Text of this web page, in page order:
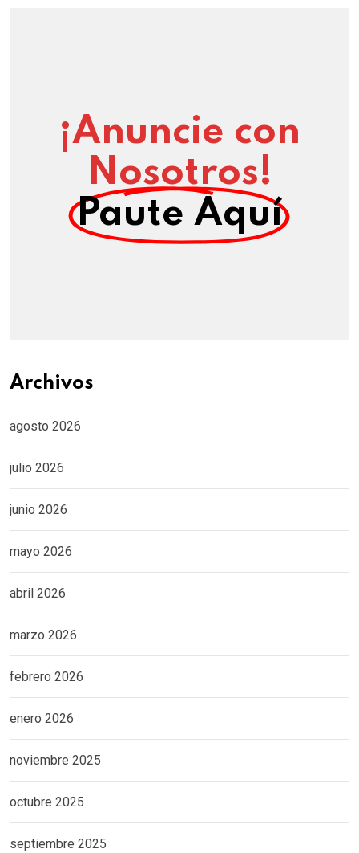
¡Anuncie con
Nosotros!
Paute Aquí
Archivos
agosto 2026
julio 2026
junio 2026
mayo 2026
abril 2026
marzo 2026
febrero 2026
enero 2026
noviembre 2025
octubre 2025
septiembre 2025